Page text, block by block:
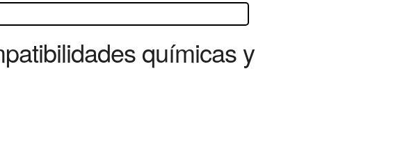
químicas y